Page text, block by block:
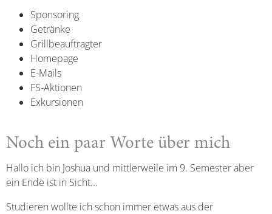
Sponsoring
Getränke
Grillbeauftragter
Homepage
E-Mails
FS-Aktionen
Exkursionen
Noch ein paar Worte über mich
Hallo ich bin Joshua und mittlerweile im 9. Semester aber
ein Ende ist in Sicht...
Studieren wollte ich schon immer etwas aus der